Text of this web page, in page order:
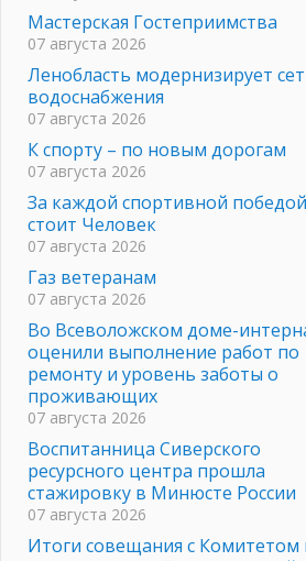
Мастерская Гостеприимства
07 августа 2026
Ленобласть модернизирует
водоснабжения
07 августа 2026
К спорту – по новым дорогам
07 августа 2026
За каждой спортивной победой
стоит Человек
07 августа 2026
Газ ветеранам
07 августа 2026
Во Всеволожском доме-
оценили выполнение работ по
ремонту и уровень заботы о
проживающих
07 августа 2026
Воспитанница Сиверского
ресурсного центра прошла
стажировку в Минюсте России
07 августа 2026
Итоги совещания с Комитетом